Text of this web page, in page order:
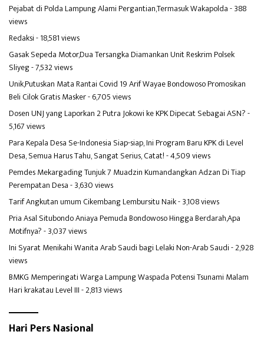
Pejabat di Polda Lampung Alami Pergantian,Termasuk Wakapolda- 388
views
Redaksi- 18,581 views
Gasak Sepeda Motor,Dua Tersangka Diamankan Unit Reskrim Polsek
Sliyeg- 7,532 views
Unik,Putuskan Mata Rantai Covid 19 Arif Wayae Bondowoso Promosikan
Beli Cilok Gratis Masker- 6,705 views
Dosen UNJ yang Laporkan 2 Putra Jokowi ke KPK Dipecat Sebagai ASN?-
5,167 views
Para Kepala Desa Se-Indonesia Siap-siap, Ini Program Baru KPK di Level
Desa, Semua Harus Tahu, Sangat Serius, Catat!- 4,509 views
Pemdes Mekargading Tunjuk 7 Muadzin Kumandangkan Adzan Di Tiap
Perempatan Desa- 3,630 views
Tarif Angkutan umum Cikembang Lembursitu Naik- 3,108 views
Pria Asal Situbondo Aniaya Pemuda Bondowoso Hingga Berdarah,Apa
Motifnya?- 3,037 views
Ini Syarat Menikahi Wanita Arab Saudi bagi Lelaki Non-Arab Saudi- 2,928
views
BMKG Memperingati Warga Lampung Waspada Potensi Tsunami Malam
Hari krakatau Level III- 2,813 views
Hari Pers Nasional